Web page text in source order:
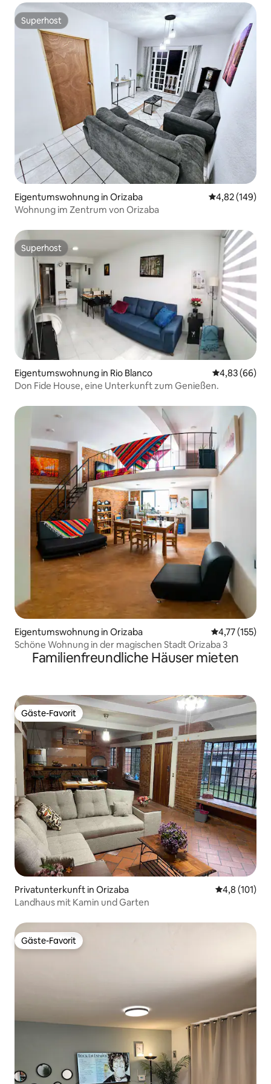
Superhost
Superhost
Eigentumswohnung in Orizaba
4,82 (149)
Wohnung im Zentrum von Orizaba
Superhost
Superhost
Eigentumswohnung in Rio Blanco
4,83 (66)
Don Fide House, eine Unterkunft zum Genießen.
Eigentumswohnung in Orizaba
4,77 (155)
Schöne Wohnung in der magischen Stadt Orizaba 3
Familienfreundliche Häuser mieten
Gäste-Favorit
Gäste-Favorit
Privatunterkunft in Orizaba
4,8 (101)
Landhaus mit Kamin und Garten
Gäste-Favorit
Gäste-Favorit